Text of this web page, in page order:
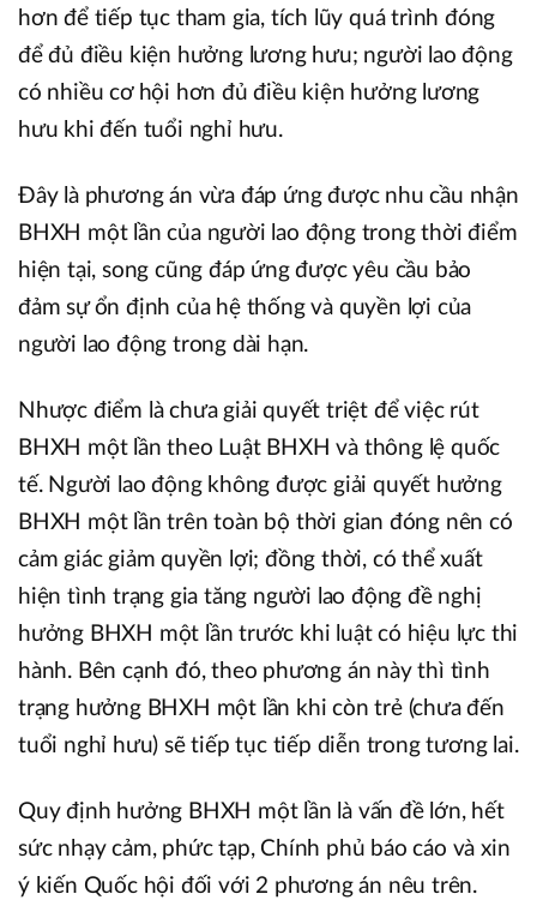
hơn để tiếp tục tham gia, tích lũy quá trình đóng
để đủ điều kiện hưởng lương hưu; người lao động
có nhiều cơ hội hơn đủ điều kiện hưởng lương
hưu khi đến tuổi nghỉ hưu.
Đây là phương án vừa đáp ứng được nhu cầu nhận
BHXH một lần của người lao động trong thời điểm
hiện tại, song cũng đáp ứng được yêu cầu bảo
đảm sự ổn định của hệ thống và quyền lợi của
người lao động trong dài hạn.
Nhược điểm là chưa giải quyết triệt để việc rút
BHXH một lần theo Luật BHXH và thông lệ quốc
tế. Người lao động không được giải quyết hưởng
BHXH một lần trên toàn bộ thời gian đóng nên có
cảm giác giảm quyền lợi; đồng thời, có thể xuất
hiện tình trạng gia tăng người lao động đề nghị
hưởng BHXH một lần trước khi luật có hiệu lực thi
hành. Bên cạnh đó, theo phương án này thì tình
trạng hưởng BHXH một lần khi còn trẻ (chưa đến
tuổi nghỉ hưu) sẽ tiếp tục tiếp diễn trong tương lai.
Quy định hưởng BHXH một lần là vấn đề lớn, hết
sức nhạy cảm, phức tạp, Chính phủ báo cáo và xin
ý kiến Quốc hội đối với 2 phương án nêu trên.